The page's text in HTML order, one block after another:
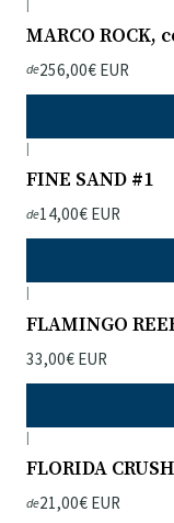
|
MARCO ROCK,
de256,00€ EUR
|
FINE SAND #1
de14,00€ EUR
|
FLAMINGO
33,00€ EUR
|
FLORIDA
de21,00€ EUR